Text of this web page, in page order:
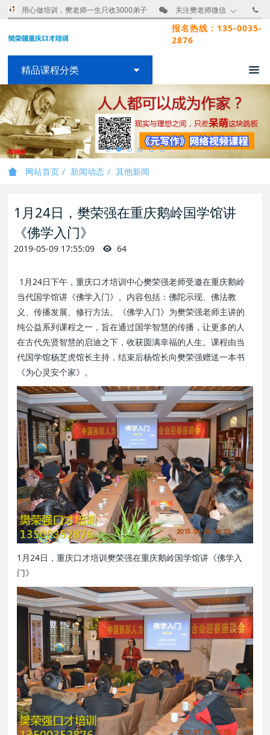
用心做培训，樊老师一生只收3000弟子 关注樊老师微信
报名热线：135-0035-
2876
精品课程分类
网站首页 新闻动态 其他新闻
1月24日，樊荣强在重庆鹅岭国学馆讲
《佛学入门》
2019-05-09 17:55:09 64
1月24日下午，重庆口才培训中心樊荣强老师受邀在重庆鹅岭
当代国学馆讲《佛学入门》。内容包括：佛陀示现、佛法教
义、传播发展、修行方法。《佛学入门》为樊荣强老师主讲的
纯公益系列课程之一，旨在通过国学智慧的传播，让更多的人
在古代先贤智慧的启迪之下，收获圆满幸福的人生。课程由当
代国学馆杨芝虎馆长主持，结束后杨馆长向樊荣强赠送一本书
《为心灵安个家》。
1月24日，重庆口才培训樊荣强在重庆鹅岭国学馆讲《佛学入
门》